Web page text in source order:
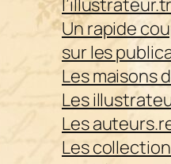
Un rapide
sur les
Les maisons
Les
Les
Les